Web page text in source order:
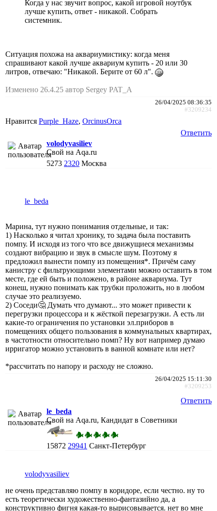
Когда у нас звучит вопрос, какой игровой ноутбук
лучше купить, ответ - никакой. Собрать
системник.
Ситуация похожа на аквариумистику: когда меня
спрашивают какой лучше аквариум купить - 20 или 30
литров, отвечаю: "Никакой. Берите от 60 л".
Изменено 26.4.25 автор Sergey PAT_A
26/04/2025 08:36:35
#3209234
Нравится Purple_Haze, ОrcinusОrca
Ответить
volodyvasiliev
Свой на Aqa.ru
5273 2320 Москва
le_beda
Марина, тут нужно понимания отдельные, и так:
1) Насколько я читал хронику, то задача была поставить
помпу. И исходя из того что все движущиеся механизмы
создают вибрацию и звук в смысле шум. Поэтому я
предложил вынести помпу из помещения*. Причём саму
канистру с фильтрующими элементами можно оставить в том
месте, где ей быть и положено, в районе аквариума. Тут
конеш, нужно понимать как трубки проложить, но в любом
случае это реализуемо.
2) Соседи🤔 Думать что думают... это может привести к
перегрузки процессора и к жёсткой перезагрузки. А есть ли
какие-то ограничения по установки эл.приборов в
помещениях общего пользования в коммунальных квартирах,
в частотности относительно помп? Ну вот например думаю
ирригатор можно установить в ванной комнате или нет?
*рассчитать по напору и расходу не сложно.
26/04/2025 15:11:30
#3209253
Ответить
le_beda
Свой на Aqa.ru, Кандидат в Советники
15872 29941 Санкт-Петербург
volodyvasiliev
не очень представляю помпу в коридоре, если честно. ну то
есть теоретически художественно-фантазийно да, а
конструктивно фигня какая-то вырисовывается. нет во мне